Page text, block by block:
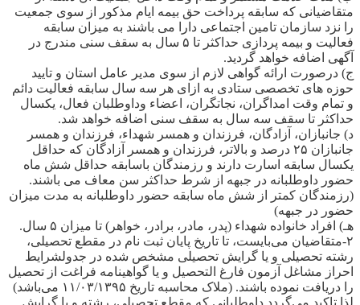
متقاضیانی که سابقه پرداخت حق بیمه ایام مذکور از سوی جمعیت
را نزد سازمان تامین اجتماعی دارا می باشند به میزان سابقه
فعالیت و بیمه پردازی حداکثر تا ۵ سال به سقف سنی مندرج در
آگهی اضافه خواهد گردید.
ج) درصورت ارائه گواهی لازم از سوی مدیر عامل استان و تایید
حوزه های تخصصی ستادی به ازای هر سه سال سابقه فعالیت دائم
و تمام وقت امداگران، نجاتگران، اعضاء وداوطلبان فعال، یکسال
حداکثر تا سقف سه سال به سقف سنی اضافه خواهد شد.
د) جانبازان، آزادگان، فرزندان و همسر شهداء، فرزندان و همسر
جانبازان ۲۵ درصد و بالاتر، فرزندان و همسر آزادگان که حداقل
یکسال سابقه اسارت دارند و رزمندگان باسابقه حداقل شش ماه
حضور داوطلبانه در جبهه از شرط حداکثر سن معاف می باشند.
(رزمندگان کمتر از شش ماه سابقه حضور داوطلبانه به مدت میزان
حضور در جبهه)
هـ) افراد خانواده شهداء (پدر، مادر، برادر، خواهر) تا میزان ۵ سال.
۲-متقاضیان می‌بایست، تا تاریخ پایان ثبت نام در مقطع تحصیلی،
رشته تحصیلی و یا گرایش تحصیلی مشخص شده در جدولشرایط
احراز مشاغل آزمون فارغ التحصیل و یا گواهینامه فراغت از تحصیل
را دریافت نموده باشند. (ملاک محاسبه تاریخ ۱۱/۰۳/۱۳۹۵ می‌باشد)